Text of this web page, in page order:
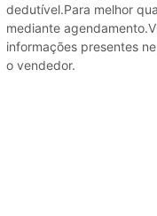
dedutível.Para melhor
mediante
informações presentes
o vendedor.